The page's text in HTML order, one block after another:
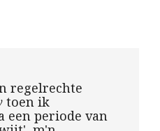
regelrechte
toen ik
een periode van